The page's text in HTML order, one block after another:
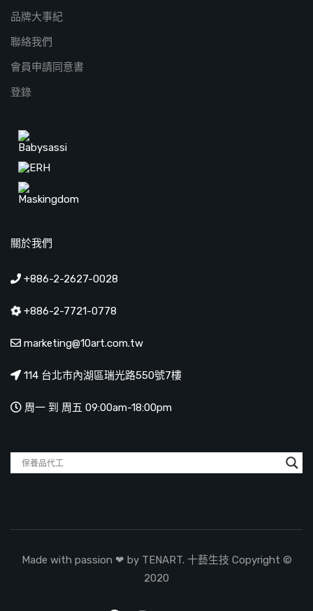
品牌大事紀
聯絡我們
會員申請同意書
登錄
關於我們
+886-2-2627-0028
+886-2-7721-0778
marketing@10art.com.tw
114 台北市內湖區瑞光路550號7樓
周一 到 周五 09:00am-18:00pm
Made with passion ❤ by TENART. 十藝生技 Copyright ©
2020